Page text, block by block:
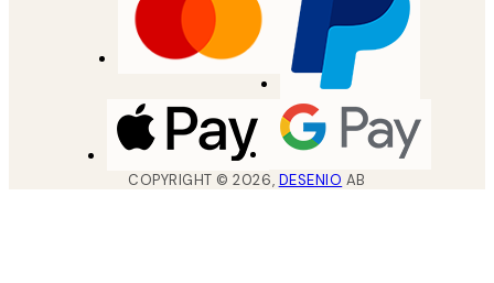
COPYRIGHT ©2026, DESENIO AB